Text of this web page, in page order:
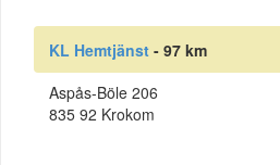
KL Hemtjänst - 97 km
Aspås-Böle 206
835 92 Krokom